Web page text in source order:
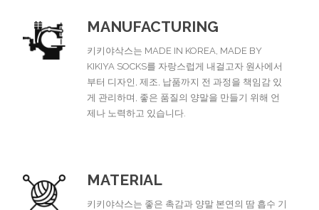
MANUFACTURING
키키야삭스는 MADE IN KOREA, MADE BY
KIKIYA SOCKS를 자랑스럽게 내걸고자 원사에서
부터 디자인, 제조, 납품까지 전 과정을 책임감 있
게 관리하며, 좋은 품질의 양말을 만들기 위해 언
제나 노력하고 있습니다.
MATERIAL
키키야삭스는 좋은 촉감과 양말 본연의 땀 흡수 기